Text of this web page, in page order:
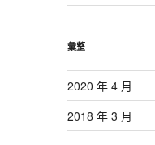
彙整
2020 年 4 月
2018 年 3 月